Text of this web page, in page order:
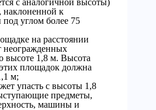
с аналогичной высоты)
наклоненной к
под углом более 75
на расстоянии
неогражденных
высоте 1,8 м. Высота
площадок должна
м;
упасть с высоты 1,8
предметы,
машины и